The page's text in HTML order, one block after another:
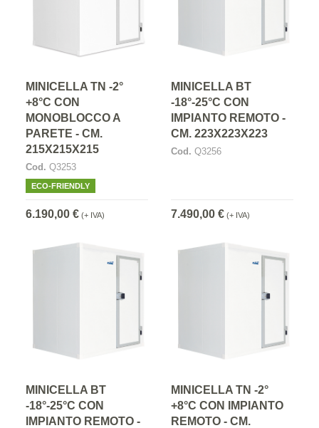
MINICELLA TN -2°
+8°C CON
MONOBLOCCO A
PARETE - CM.
215X215X215
Cod. Q3253
ECO-FRIENDLY
6.190,00 € (+ IVA)
MINICELLA BT
-18°-25°C CON
IMPIANTO REMOTO -
CM. 223X223X223
Cod. Q3256
7.490,00 € (+ IVA)
MINICELLA BT
-18°-25°C CON
IMPIANTO REMOTO -
MINICELLA TN -2°
+8°C CON IMPIANTO
REMOTO - CM.